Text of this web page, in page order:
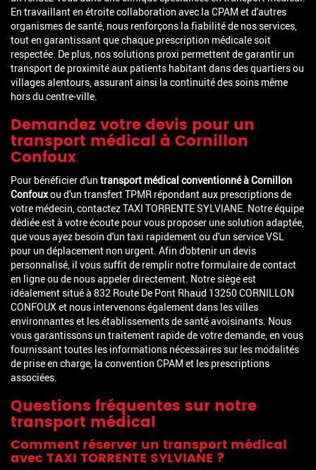
En travaillant en étroite collaboration avec la CPAM et d'autres
organismes de santé, nous renforçons la fiabilité de nos services,
tout en garantissant que chaque prescription médicale soit
respectée. De plus, nos solutions proxi permettent de garantir un
transport de proximité aux patients habitant dans des quartiers ou
villages alentours, assurant ainsi la continuité des soins même
hors du centre-ville.
Demandez votre devis pour un
transport médical à Cornillon
Confoux
Pour bénéficier d'un transport médical conventionné à Cornillon
Confouxou d'un transfert TPMR répondant aux prescriptions de
votre médecin, contactez TAXI TORRENTE SYLVIANE. Notre équipe
dédiée est à votre écoute pour vous proposer une solution adaptée,
que vous ayez besoin d'un taxi rapidement ou d'un service VSL
pour un déplacement non urgent. Afin d'obtenir un devis
personnalisé, il vous suffit de remplir notre formulaire de contact
en ligne ou de nous appeler directement. Notre siège est
idéalement situé à 832 Route De Pont Rhaud 13250 CORNILLON
CONFOUX et nous intervenons également dans les villes
environnantes et les établissements de santé avoisinants. Nous
vous garantissons un traitement rapide de votre demande, en vous
fournissant toutes les informations nécessaires sur les modalités
de prise en charge, la convention CPAM et les prescriptions
associées.
Questions fréquentes sur notre
transport médical
Comment réserver un transport médical
avec TAXI TORRENTE SYLVIANE ?